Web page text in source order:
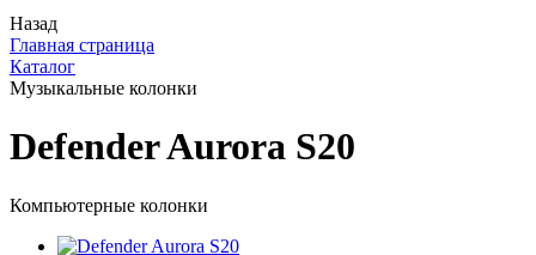
Назад
Главная страница
Каталог
Музыкальные колонки
Defender Aurora S20
Компьютерные колонки